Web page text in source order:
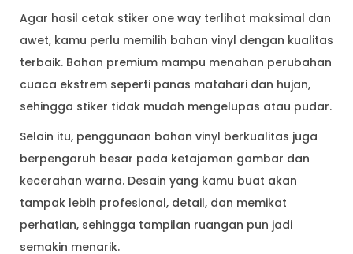
Agar hasil cetak stiker one way terlihat maksimal dan
awet, kamu perlu memilih bahan vinyl dengan kualitas
terbaik. Bahan premium mampu menahan perubahan
cuaca ekstrem seperti panas matahari dan hujan,
sehingga stiker tidak mudah mengelupas atau pudar.
Selain itu, penggunaan bahan vinyl berkualitas juga
berpengaruh besar pada ketajaman gambar dan
kecerahan warna. Desain yang kamu buat akan
tampak lebih profesional, detail, dan memikat
perhatian, sehingga tampilan ruangan pun jadi
semakin menarik.